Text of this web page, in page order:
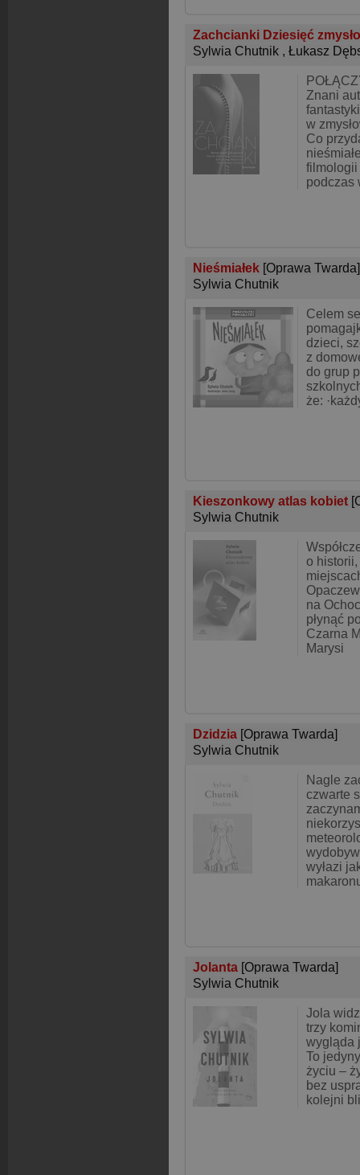
Zachcianki Dziesięć
Sylwia Chutnik , Łukasz
Znani
w
Co
filmologii
podczas
Nieśmiałek [Oprawa Twarda]
Sylwia Chutnik
Celem
dzieci,
z
do grup
że:
Kieszonkowy atlas kobiet
Sylwia Chutnik
o
na
płynąć
Czarna
Marysi
Dzidzia [Oprawa Twarda]
Sylwia Chutnik
Nagle
czwarte
wyłazi
Jolanta [Oprawa Twarda]
Sylwia Chutnik
Jola
trzy
wygląda
To
życiu –
bez
kolejni